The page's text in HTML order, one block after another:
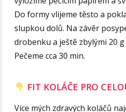
Do formy vlijeme těsto a
slupkou dolů. Na závěr
drobenku a ještě zbylými 20
Pečeme cca 30 min.
FIT KOLÁČE PRO
Více mých zdravých koláčů